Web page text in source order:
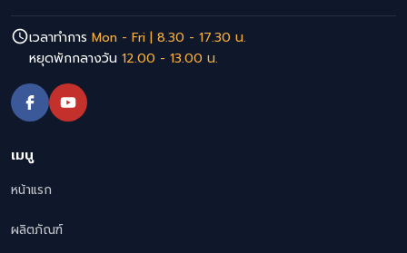
เวลาทำการ Mon - Fri | 8.30 - 17.30 น.
หยุดพักกลางวัน 12.00 - 13.00 น.
เมนู
หน้าแรก
ผลิตภัณฑ์